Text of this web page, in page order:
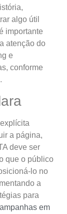
algo útil
importante
atenção do
e
conforme
.
a página,
deve ser
que o público
lo no
a
para
em